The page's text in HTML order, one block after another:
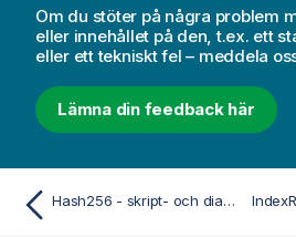
m
a
t
i
o
n
Om du stöter på några problem
eller innehållet på den, t.ex. ett
eller ett tekniskt fel – meddela
Lämna din feedback här
Hash256 - skript- och diagramfunktion